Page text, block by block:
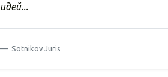
идей...
Sotnikov Juris